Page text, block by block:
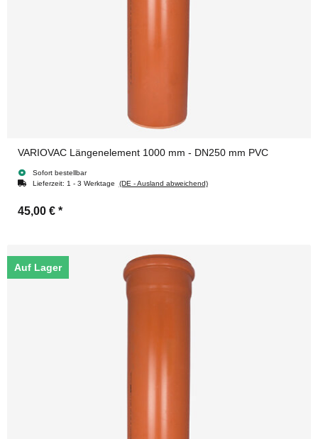
VARIOVAC Längenelement 1000 mm - DN250 mm PVC
Sofort bestellbar
Lieferzeit: 1 - 3 Werktage (DE - Ausland abweichend)
45,00 € *
Auf Lager